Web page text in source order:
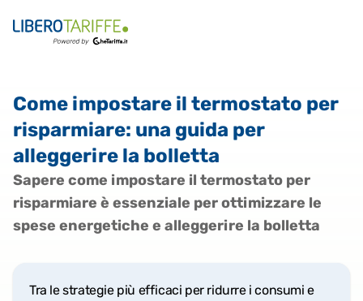
Come impostare il termostato per
risparmiare: una guida per
alleggerire la bolletta
Sapere come impostare il termostato per
risparmiare è essenziale per ottimizzare le
spese energetiche e alleggerire la bolletta
Tra le strategie più efficaci per ridurre i consumi e